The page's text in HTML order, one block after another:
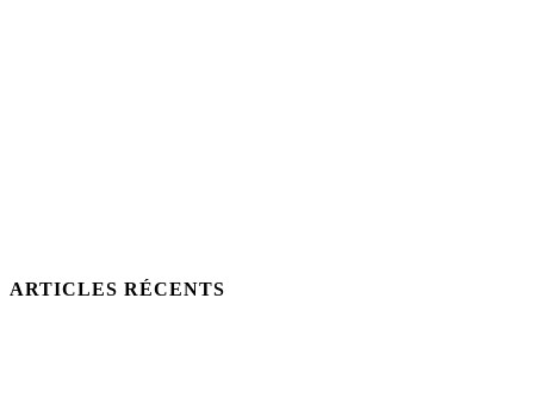
ARTICLES RÉCENTS